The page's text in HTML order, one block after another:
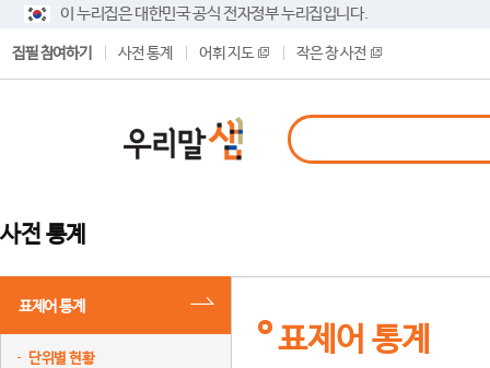
이 누리집은 대한민국 공식 전자정부 누리집입니다.
집필 참여하기 사전 통계 어휘 지도 작은 창 사전
사전 통계
표제어 통계
단위별 현황
표제어 통계